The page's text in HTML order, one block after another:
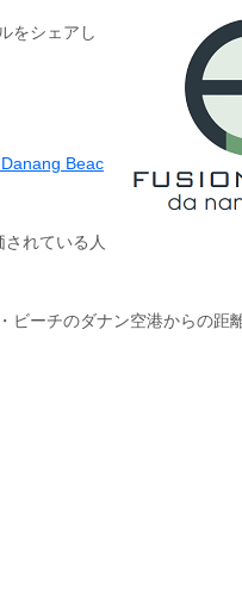
をシェアし
Beac
れている人
ビーチのダナン空港からの距